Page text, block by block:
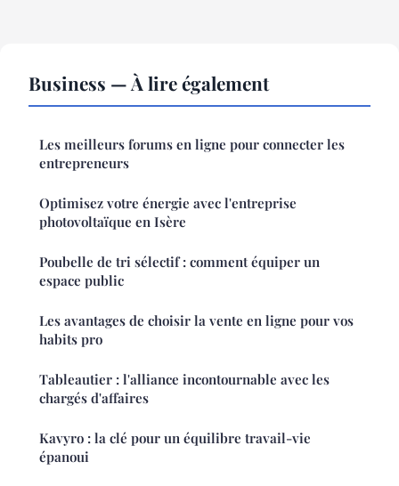
Business — À lire également
Les meilleurs forums en ligne pour connecter les
entrepreneurs
Optimisez votre énergie avec l'entreprise
photovoltaïque en Isère
Poubelle de tri sélectif : comment équiper un
espace public
Les avantages de choisir la vente en ligne pour vos
habits pro
Tableautier : l'alliance incontournable avec les
chargés d'affaires
Kavyro : la clé pour un équilibre travail-vie
épanoui